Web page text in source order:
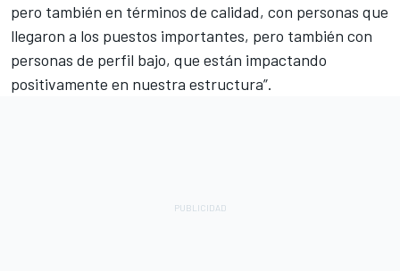
pero también en términos de calidad, con personas que
llegaron a los puestos importantes, pero también con
personas de perfil bajo, que están impactando
positivamente en nuestra estructura”.